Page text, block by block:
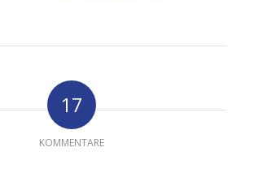
17
KOMMENTARE